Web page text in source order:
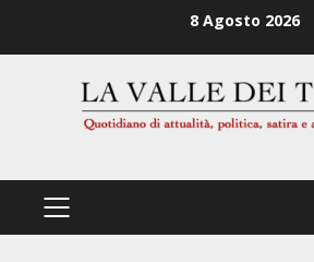
8 Agosto 2026
PRIMÄRES